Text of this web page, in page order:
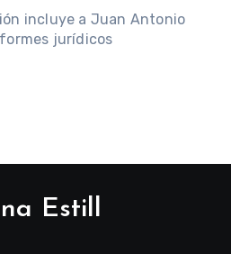
incluye a Juan Antonio
jurídicos
Estill